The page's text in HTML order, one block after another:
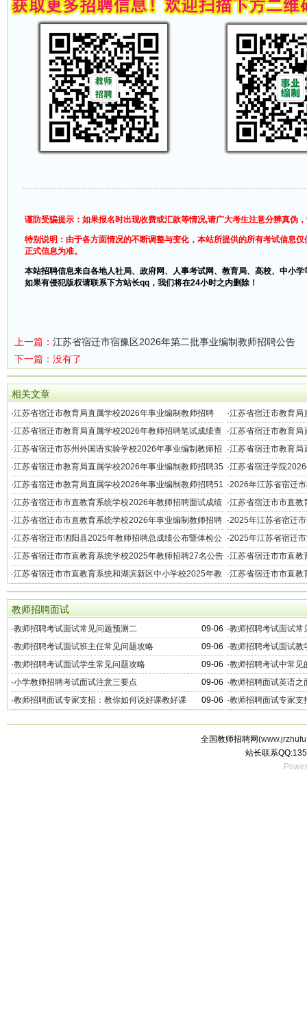
谨防受骗提示：如果报名时出现收费或汇款等情况,请广大考生注意分辨真伪
特别说明：由于各方面情况的不断调整与变化，本站所提供的所有考试信息
正式信息为准。
本站招聘信息来自各地人社局、政府网、人事考试网、教育局、高校、中小
如果有侵犯版权请联系下方站长qq，我们将在24小时之内删除！
上一篇： 江苏省宿迁市宿豫区2026年第二批事业编制教师招聘公告
下一篇：没有了
相关文章
·江苏省宿迁市教育局直属学校2026年事业编制教师招聘
100名公告（第二批）
·江苏省宿迁市教育局
试成绩及资格复审（
·江苏省宿迁市教育局直属学校2026年教师招聘笔试成绩查
询、专业技能测试及资格复审（第一批）公告
·江苏省宿迁市教育局
134名公告
·江苏省宿迁市苏州外国语实验学校2026年事业编制教师招
聘简章
·江苏省宿迁市教育局
批）笔试成绩查询和
·江苏省宿迁市教育局直属学校2026年事业编制教师招聘35
名公告（第二批）
·江苏省宿迁学院
·江苏省宿迁市教育局直属学校2026年事业编制教师招聘51
名公告
·2026年江苏省宿迁
位推介工作的通知
·江苏省宿迁市市直教育系统学校2026年教师招聘面试成绩
及入围考察阶段考生名单公布
·江苏省宿迁市市直教
及面试公告
·江苏省宿迁市市直教育系统学校2026年事业编制教师招聘
47名公告
·2025年江苏省宿迁
·江苏省宿迁市泗阳县2025年教师招聘总成绩公布暨体检公
告
·2025年江苏省宿迁
·江苏省宿迁市市直教育系统学校2025年教师招聘27名公告
（第二批）
·江苏省宿迁市市直教
师招聘面试成绩及体
·江苏省宿迁市市直教育系统和湖滨新区中小学校2025年教
师招聘专业技能测试和资格复审（第一批）公告
·江苏省宿迁市市直教
师招聘193名公告
教师招聘面试
09-06
·教师招聘考试面试常见问题预测二 ·教师招聘考试面试常
09-06
·教师招聘考试面试班主任常见问题攻略 ·教师招聘考试面试教
09-06
·教师招聘考试面试学生常见问题攻略 ·教师招聘考试中常见
09-06
·小学教师招聘考试面试注意三要点 ·教师招聘面试英语之
09-06
·教师招聘面试专家支招：教你如何说好课教好课 ·教师招聘面试专家支
全国教师招聘网(
站长联系